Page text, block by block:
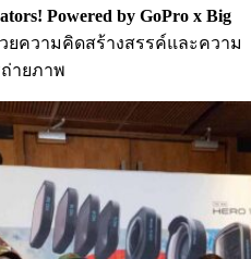
! Powered by GoPro x Big
ยความคิดสร้างสรรค์และความ
ายภาพ